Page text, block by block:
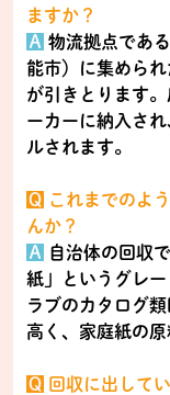
ますか？
Ａ 物流拠点であ
能市）に集めら
が引きとります
ーカーに納入さ
ルされます｡
Ｑ これまでのよ
んか？
Ａ 自治体の回収
紙」というグレ
ラブのカタログ
高く、家庭紙の原
Ｑ 回収に出して